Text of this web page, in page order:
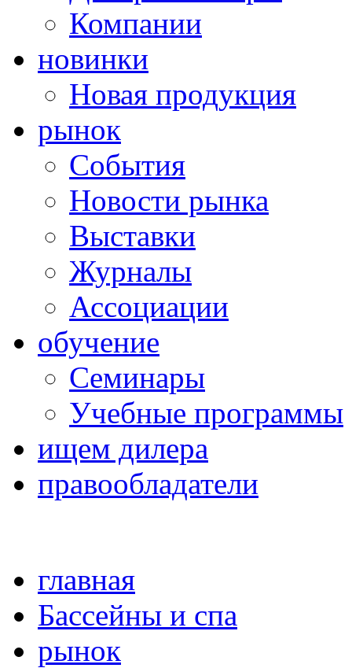
Компании
новинки
Новая продукция
рынок
Cобытия
Новости рынка
Выставки
Журналы
Ассоциации
обучение
Семинары
Учебные программы
ищем дилера
правообладатели
главная
Бассейны и спа
рынок